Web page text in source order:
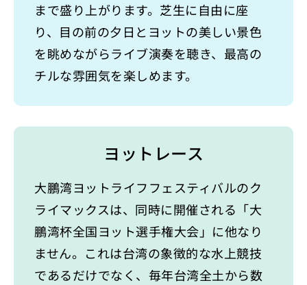
まで盛り上がります。芝生に自由に座
り、目の前の夕日とヨットの美しい景色
を眺めながらライブ演奏を聴き、最高の
チルな雰囲気を楽しめます。
ヨットレース
大鵬湾ヨットライフフェスティバルのク
ライマックスは、同時に開催される「大
鵬湾杯全国ヨット選手権大会」に他なり
ません。これは台湾の象徴的な水上競技
であるだけでなく、毎年台湾全土から数